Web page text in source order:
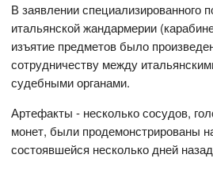
В заявлении специализированного
итальянской жандармерии
изъятие предметов было
сотрудничеству между
судебными органами.
Артефакты - несколько сосудов,
монет, были продемонстрированы
состоявшейся несколько дней